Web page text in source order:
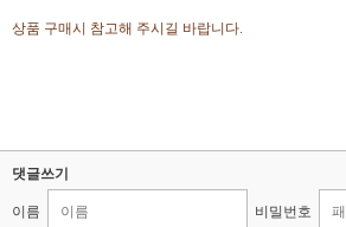
상품 구매시 참고해 주시길 바랍니다.
댓글쓰기
이름 비밀번호